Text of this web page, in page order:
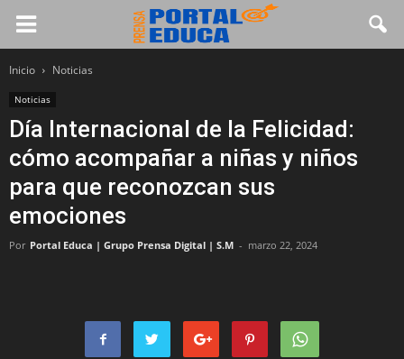
Inicio Noticias
Noticias
Día Internacional de la Felicidad:
cómo acompañar a niñas y niños
para que reconozcan sus
emociones
Por Portal Educa | Grupo Prensa Digital | S.M - marzo 22, 2024